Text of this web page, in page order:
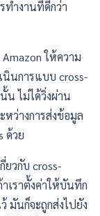
ำงานที่ดีกว่า
ให้ความ
นินการแบบ cross-
น ไม่ได้วิ่งผ่าน
ว่างการส่งข้อมูล
ด้วย
ยวกับ cross-
เราตั้งค่าให้บันทึก
มันก็จะถูกส่งไปยัง